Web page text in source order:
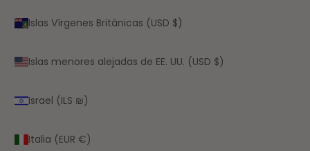
Islas Vírgenes Británicas (USD $)
Islas menores alejadas de EE. UU. (USD $)
Israel (ILS ₪)
Italia (EUR €)